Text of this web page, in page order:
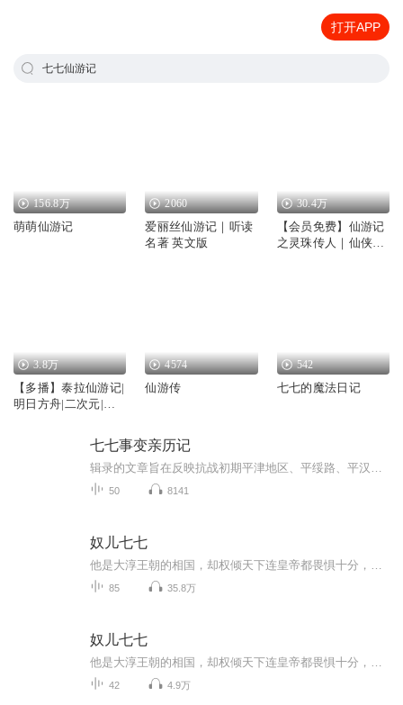
打开APP
七七仙游记
156.8万
萌萌仙游记
2060
爱丽丝仙游记｜听读
名著 英文版
30.4万
【会员免费】仙游记
之灵珠传人｜仙侠武
3.8万
【多播】泰拉仙游记|
明日方舟|二次元|方
4574
仙游传
542
七七的魔法日记
七七事变亲历记
50 8141
奴儿七七
85 35.8万
奴儿七七
42 4.9万